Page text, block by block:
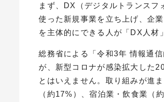
まず、 DX （デジタルトランス
使った新規事業を立ち上げ、企
を主体的にできる人が「 DX 人材
総務省による「令和3年 情報通信
が、新型コロナが感染拡大した
とはいえません。取り組みが進
（約17% ）、宿泊業・飲食業（約